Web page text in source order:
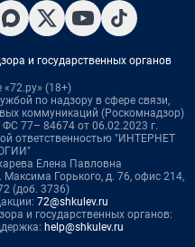
и государственных органов
«72.ру» (18+)
по надзору в сфере связи,
коммуникаций (Роскомнадзор)
77– 84674 от 06.02.2023 г.
ответственностью "ИНТЕРНЕТ
Елена Павловна
Горького, д. 76, офис 214,
(доб. 3736)
72@shkulev.ru
и государственных органов:
help@shkulev.ru